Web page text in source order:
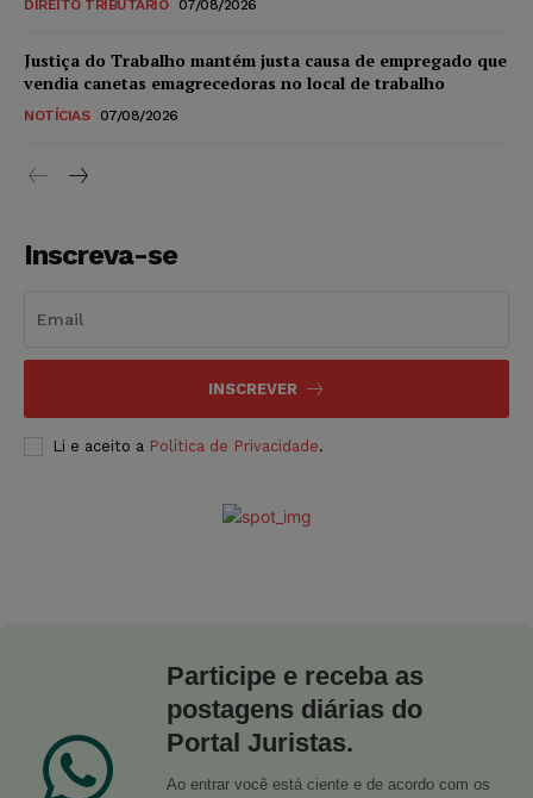
DIREITO TRIBUTÁRIO 07/08/2026
Justiça do Trabalho mantém justa causa de empregado que
vendia canetas emagrecedoras no local de trabalho
NOTÍCIAS 07/08/2026
Inscreva-se
INSCREVER
Li e aceito a Política de Privacidade.
Participe e receba as
postagens diárias do
Portal Juristas.
Ao entrar você está ciente e de acordo com os